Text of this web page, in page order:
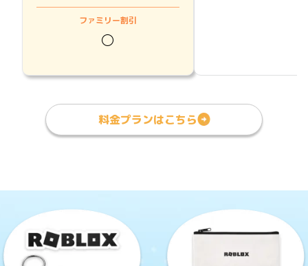
ファミリー割引
◯
料金プランはこちら